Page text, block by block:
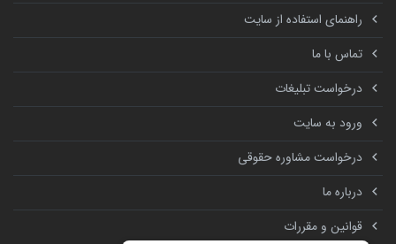
راهنمای استفاده از سایت
تماس با ما
درخواست تبلیغات
ورود به سایت
درخواست مشاوره حقوقی
درباره ما
قوانین و مقررات